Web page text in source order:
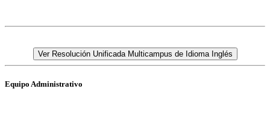
Ver Resolución Unificada Multicampus de Idioma Inglés
Equipo Administrativo